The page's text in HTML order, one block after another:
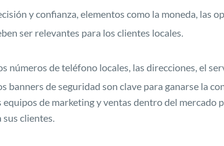
y confianza, elementos como la moneda, las
ser relevantes para los clientes locales.
números de teléfono locales, las direcciones, el
banners de seguridad son clave para ganarse la
de marketing y ventas dentro del mercado
clientes.